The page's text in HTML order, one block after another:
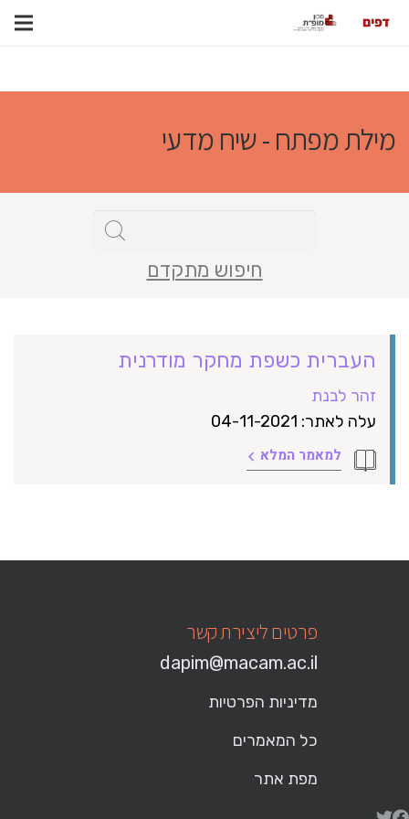
מילת מפתח - שיח מדעי
חיפוש מתקדם
העברית כשפת מחקר מודרנית
זהר לבנת
עלה לאתר: 04-11-2021
למאמר המלא
פרטים ליצירת קשר
dapim@macam.ac.il
מדיניות הפרטיות
כל המאמרים
מפת אתר